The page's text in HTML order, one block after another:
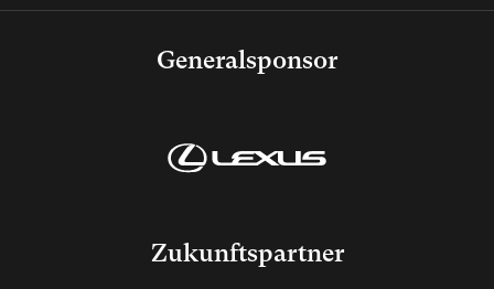
Generalsponsor
Zukunftspartner